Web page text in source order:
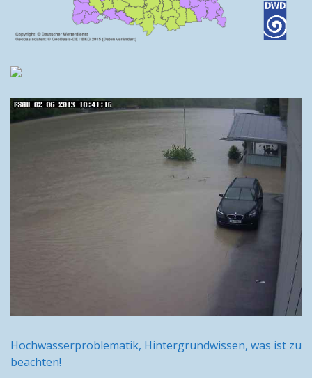
Hochwasserproblematik, Hintergrundwissen, was ist zu
beachten!